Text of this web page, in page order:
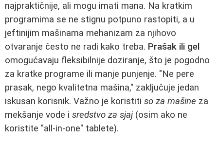
najpraktičnije, ali mogu imati mana. Na kratkim
programima se ne stignu potpuno rastopiti, a u
jeftinijim mašinama mehanizam za njihovo
otvaranje često ne radi kako treba. Prašak ili gel
omogućavaju fleksibilnije doziranje, što je pogodno
za kratke programe ili manje punjenje. "Ne pere
prasak, nego kvalitetna mašina," zaključuje jedan
iskusan korisnik. Važno je koristiti so za mašine za
mekšanje vode i sredstvo za sjaj(osim ako ne
koristite "all-in-one" tablete).